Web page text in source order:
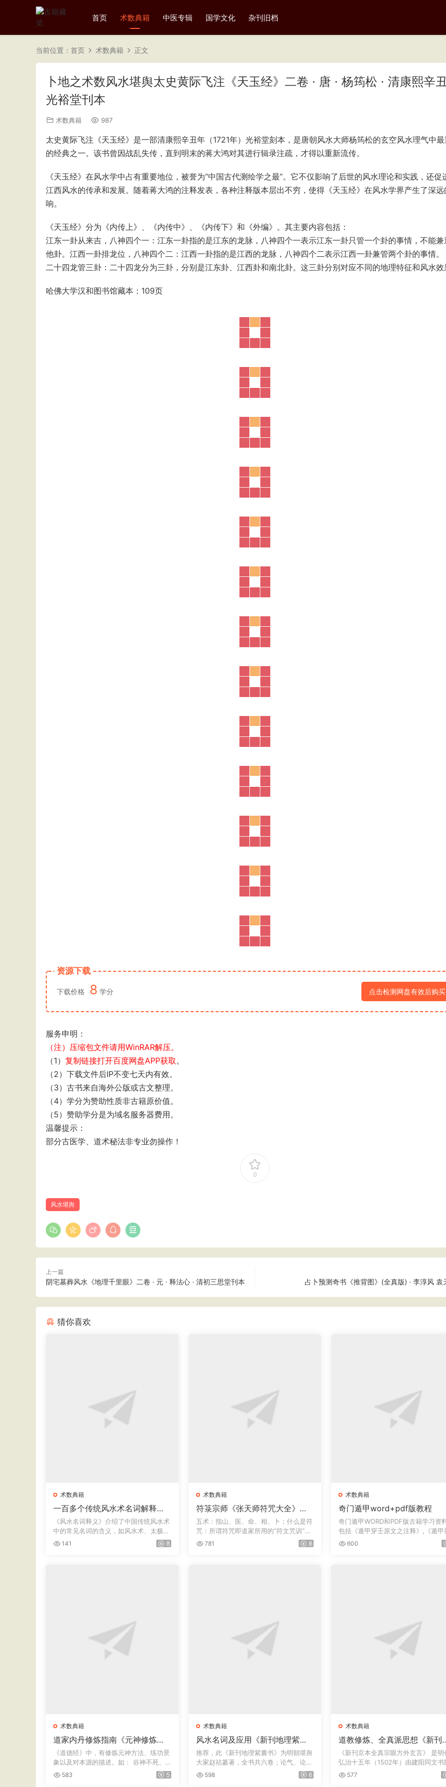
首页 术数典籍 中医专辑 国学文化 杂刊旧档
当前位置： 首页 术数典籍 正文
卜地之术数风水堪舆太史黄际飞注《天玉经》二卷 · 唐 · 杨筠松 · 清康熙辛
光裕堂刊本
术数典籍 987
太史黄际飞注《天玉经》是一部清康熙辛丑年（1721年）光裕堂刻本，是唐朝风水大师杨筠松的玄空风水理气中
的经典之一。该书曾因战乱失传，直到明末的蒋大鸿对其进行辑录注疏，才得以重新流传。
《天玉经》在风水学中占有重要地位，被誉为“中国古代测绘学之最”。它不仅影响了后世的风水理论和实践，还促
江西风水的传承和发展。随着蒋大鸿的注释发表，各种注释版本层出不穷，使得《天玉经》在风水学界产生了深远
响‌。
《天玉经》分为《内传上》、《内传中》、《内传下》和《外编》。其主要内容包括：
江东一卦从来吉，八神四个一‌：江东一卦指的是江东的龙脉，八神四个一表示江东一卦只管一个卦的事情，不能兼
他卦。江西一卦排龙位，八神四个二‌：江西一卦指的是江西的龙脉，八神四个二表示江西一卦兼管两个卦的事情。
二十四龙管三卦‌：二十四龙分为三卦，分别是江东卦、江西卦和南北卦。这三卦分别对应不同的地理特征和风水效
哈佛大学汉和图书馆藏本：109页
资源下载
下载价格 8 学分 点击检测网盘有效后购买
服务申明：
（注）压缩包文件请用WinRAR解压。
（1） 复制链接打开百度网盘APP获取。
（2）下载文件后IP不变七天内有效。
（3）古书来自海外公版或古文整理。
（4）学分为赞助性质非古籍原价值。
（5）赞助学分是为域名服务器费用。
温馨提示：
部分古医学、道术秘法非专业勿操作！
0
风水堪舆
上一篇
阴宅墓葬风水《地理千里眼》二卷 · 元 · 释法心 · 清初三思堂刊本 占卜预测奇书《推背图》(全真版) · 李淳风 袁
猜你喜欢
术数典籍
一百多个传统风水术名词解释
《风水名词释义》
《风水名词释义》介绍了中国传统风水术
中的常见名词的含义，如风水术、太极
晕、生...
141 8
术数典籍
符箓宗师《张天师符咒大全》符
咒术法趋吉避凶方术
五术：指山、医、命、相、卜；什么是符
咒：所谓符咒即道家所用的“符文咒训”的
简称...
781 8
术数典籍
奇门遁甲word+pdf版教程
奇门遁甲WORD和PDF版古籍学习资
包括《遁甲穿壬原文之注释》,《遁甲
应经》三...
600
术数典籍
道家内丹修炼指南《元神修炼
法》
《道德经》中，有修炼元神方法、练功景
象以及对本源的描述。如： 谷神不死、
是谓...
583 5
术数典籍
风水名词及应用《新刊地理紫囊
书》六卷 · 明万历赵祜纂 · 金陵一
泉舒世臣 · 太末龚尧惠刊本
推荐，此《新刊地理紫囊书》为明朝堪舆
大家赵祜纂著，全书共六卷；论气、论
龙、论...
598 6
术数典籍
道教修炼、全真派思想《新刊
（京本）全真宗眼方外玄言》
卷+《新刊（京本）群仙悟道物
鸣音文集》下卷，明 · 弘治十
年
《新刊京本全真宗眼方外玄言》‌ 是明
弘治十五年（1502年）由建阳同文书
刊刻的...
577